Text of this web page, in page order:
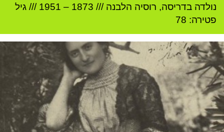
נולדה בדריסה, רוסיה הלבנה ///
1873
–
1951 /// גיל
פטירה: 78